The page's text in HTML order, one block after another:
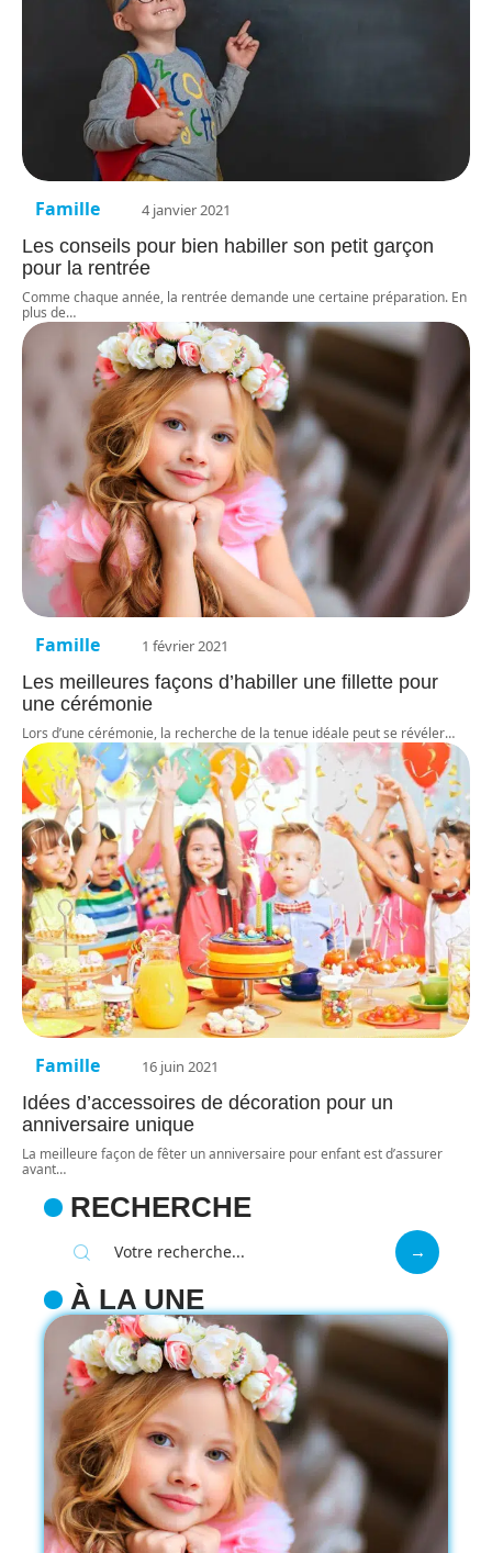
Famille 4 janvier 2021
Les conseils pour bien habiller son petit garçon
pour la rentrée
Comme chaque année, la rentrée demande une certaine préparation. En
plus de…
Famille 1 février 2021
Les meilleures façons d’habiller une fillette pour
une cérémonie
Lors d’une cérémonie, la recherche de la tenue idéale peut se révéler…
Famille 16 juin 2021
Idées d’accessoires de décoration pour un
anniversaire unique
La meilleure façon de fêter un anniversaire pour enfant est d’assurer
avant…
RECHERCHE
À LA UNE